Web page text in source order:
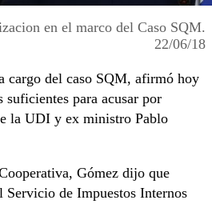
en el marco del Caso SQM.
22/06/18
cargo del caso SQM, afirmó hoy
suficientes para acusar por
la UDI y ex ministro Pablo
Gómez dijo que
Servicio de Impuestos Internos